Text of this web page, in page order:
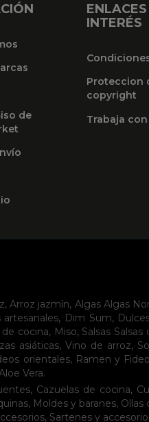
de
INTERÉS
Proteccion
copyright
Trabaja
, Arroz jazmín, Algas Algas
, Dim Sum,
de cocina, Miso, Salsas Salsas
asiáticas, Vino de arroz,
orientales, Ramen y
Vera.
, Cazuelas de cocina,
, Moldes y baranes, Ollas
, Sartenes y